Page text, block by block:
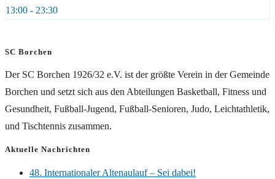
13:00 - 23:30
SC Borchen
Der SC Borchen 1926/32 e.V. ist der größte Verein in der Gemeinde
Borchen und setzt sich aus den Abteilungen Basketball, Fitness und
Gesundheit, Fußball-Jugend, Fußball-Senioren, Judo, Leichtathletik,
und Tischtennis zusammen.
Aktuelle Nachrichten
48. Internationaler Altenaulauf – Sei dabei!